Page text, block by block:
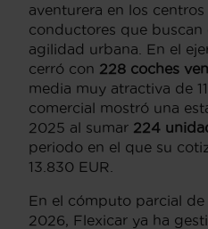
aventurera en los
conductores que
agilidad urbana. En el
cerró con 228 coches
media muy atractiva de
comercial mostró una
2025 al sumar 224
periodo en el que su
13.830 EUR.
En el cómputo parcial
2026, Flexicar ya ha